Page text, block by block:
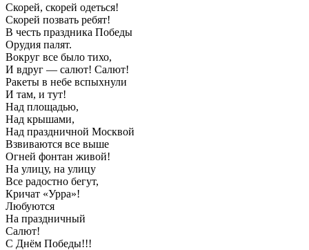
Скорей, скорей одеться!
Скорей позвать ребят!
В честь праздника Победы
Орудия палят.
Вокруг все было тихо,
И вдруг — салют! Салют!
Ракеты в небе вспыхнули
И там, и тут!
Над площадью,
Над крышами,
Над праздничной Москвой
Взвиваются все выше
Огней фонтан живой!
На улицу, на улицу
Все радостно бегут,
Кричат «Урра»!
Любуются
На праздничный
Салют!
С Днём Победы!!!